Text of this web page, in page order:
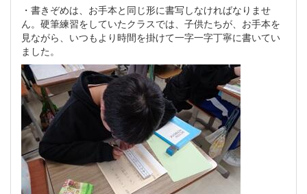
・書きぞめは、お手本と同じ形に書写しなければなりませ
ん。硬筆練習をしていたクラスでは、子供たちが、お手本を
見ながら、いつもより時間を掛けて一字一字丁寧に書いてい
ました。